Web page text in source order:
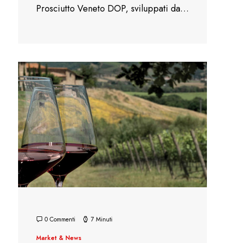
Prosciutto Veneto DOP, sviluppati da…
0 Commenti 7 Minuti
Market & News